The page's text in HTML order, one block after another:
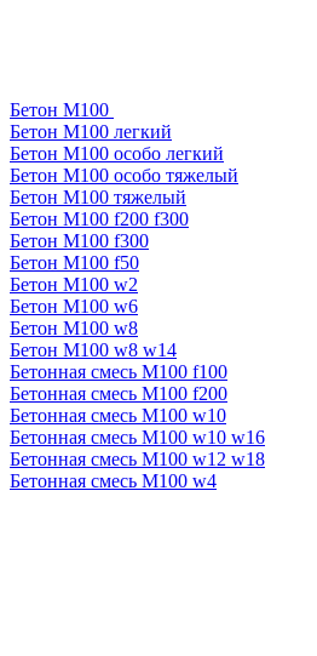
Бетон М100
Бетон М100 легкий
Бетон М100 особо легкий
Бетон М100 особо тяжелый
Бетон М100 тяжелый
Бетон М100 f200 f300
Бетон М100 f300
Бетон М100 f50
Бетон М100 w2
Бетон М100 w6
Бетон М100 w8
Бетон М100 w8 w14
Бетонная смесь М100 f100
Бетонная смесь М100 f200
Бетонная смесь М100 w10
Бетонная смесь М100 w10 w16
Бетонная смесь М100 w12 w18
Бетонная смесь М100 w4